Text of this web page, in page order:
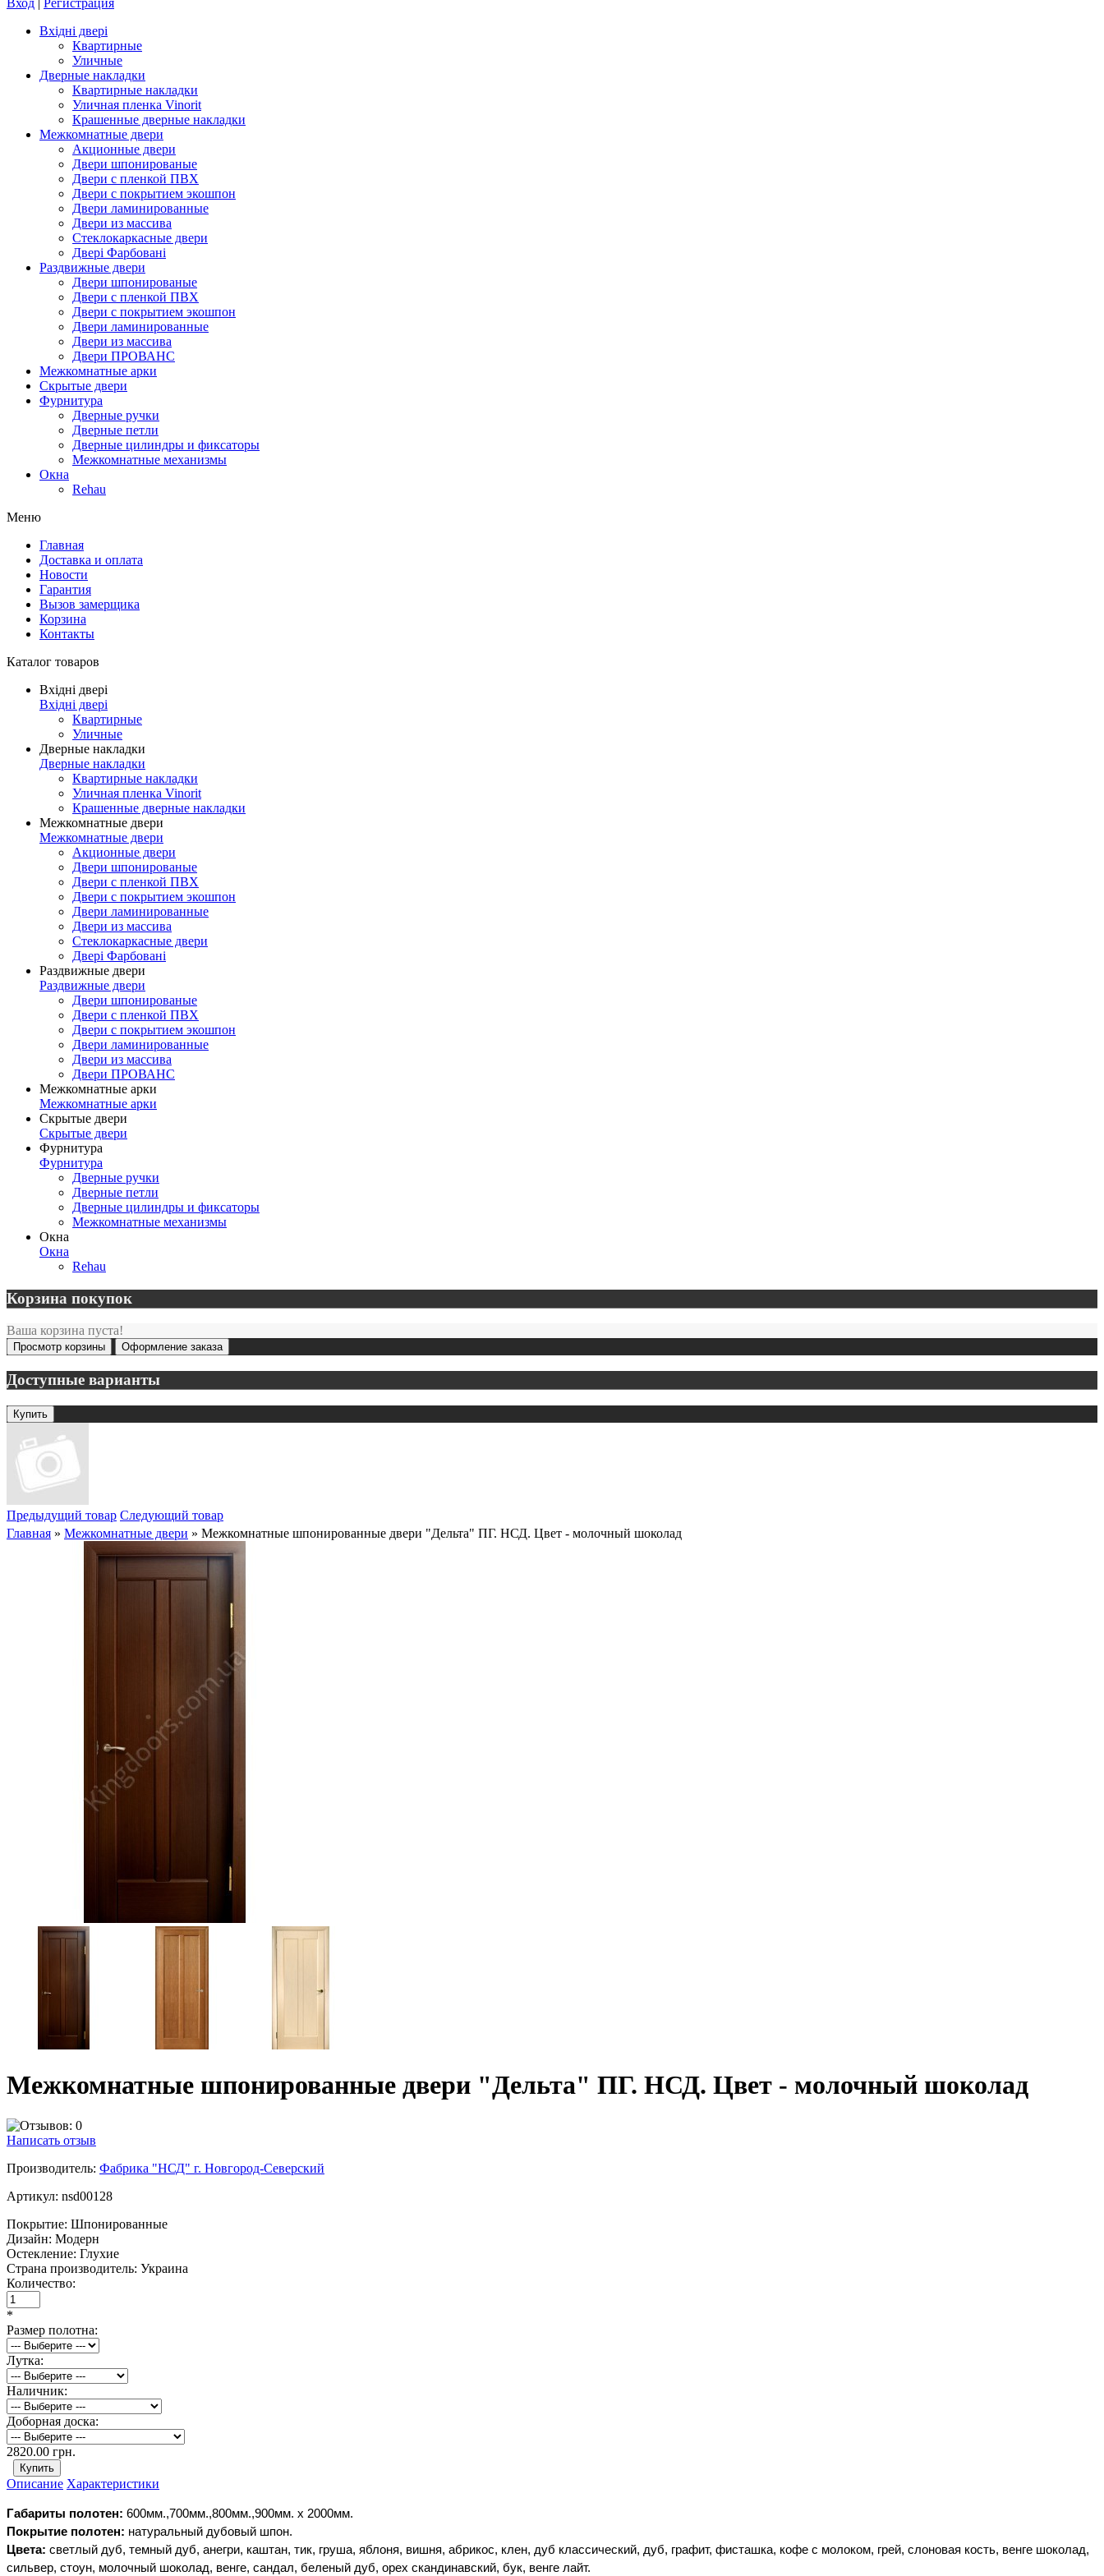
Вход
Регистрация
Вхідні двері
Квартирные
Уличные
Дверные накладки
Квартирные накладки
Уличная пленка Vinorit
Крашенные дверные накладки
Межкомнатные двери
Акционные двери
Двери шпонированые
Двери с пленкой ПВХ
Двери с покрытием экошпон
Двери ламинированные
Двери из массива
Стеклокаркасные двери
Двері Фарбовані
Раздвижные двери
Двери шпонированые
Двери с пленкой ПВХ
Двери с покрытием экошпон
Двери ламинированные
Двери из массива
Двери ПРОВАНС
Межкомнатные арки
Скрытые двери
Фурнитура
Дверные ручки
Дверные петли
Дверные цилиндры и фиксаторы
Межкомнатные механизмы
Окна
Rehau
Меню
Главная
Доставка и оплата
Новости
Гарантия
Вызов замерщика
Корзина
Контакты
Каталог товаров
Вхідні двері
Вхідні двері
Квартирные
Уличные
Дверные накладки
Дверные накладки
Квартирные накладки
Уличная пленка Vinorit
Крашенные дверные накладки
Межкомнатные двери
Межкомнатные двери
Акционные двери
Двери шпонированые
Двери с пленкой ПВХ
Двери с покрытием экошпон
Двери ламинированные
Двери из массива
Стеклокаркасные двери
Двері Фарбовані
Раздвижные двери
Раздвижные двери
Двери шпонированые
Двери с пленкой ПВХ
Двери с покрытием экошпон
Двери ламинированные
Двери из массива
Двери ПРОВАНС
Межкомнатные арки
Межкомнатные арки
Скрытые двери
Скрытые двери
Фурнитура
Фурнитура
Дверные ручки
Дверные петли
Дверные цилиндры и фиксаторы
Межкомнатные механизмы
Окна
Окна
Rehau
Корзина покупок
Ваша корзина пуста!
Просмотр корзины Оформление заказа
Доступные варианты
Предыдущий товар Следующий товар
Главная » Межкомнатные двери » Межкомнатные шпонированные двери "Дельта" ПГ. НСД. Цвет - молочный шоколад
Межкомнатные шпонированные двери "Дельта" ПГ. НСД. Цвет - молочный шоколад
Написать отзыв
Производитель: Фабрика "НСД" г. Новгород-Северский
Артикул: nsd00128
Покрытие: Шпонированные
Дизайн: Модерн
Остекление: Глухие
Страна производитель: Украина
Количество:
*
Размер полотна:
Лутка:
Наличник:
Доборная доска:
2820.00 грн.
Описание Характеристики
Габариты полотен: 600мм.,700мм.,800мм.,900мм. х 2000мм.
Покрытие полотен: натуральный дубовый шпон.
Цвета: светлый дуб, темный дуб, анегри, каштан, тик, груша, яблоня, вишня, абрикос, клен, дуб классический, дуб, графит, фисташка, кофе с молоком, грей, слоновая кость, венге шоколад,
сильвер, стоун, молочный шоколад, венге, сандал, беленый дуб, орех скандинавский, бук, венге лайт.